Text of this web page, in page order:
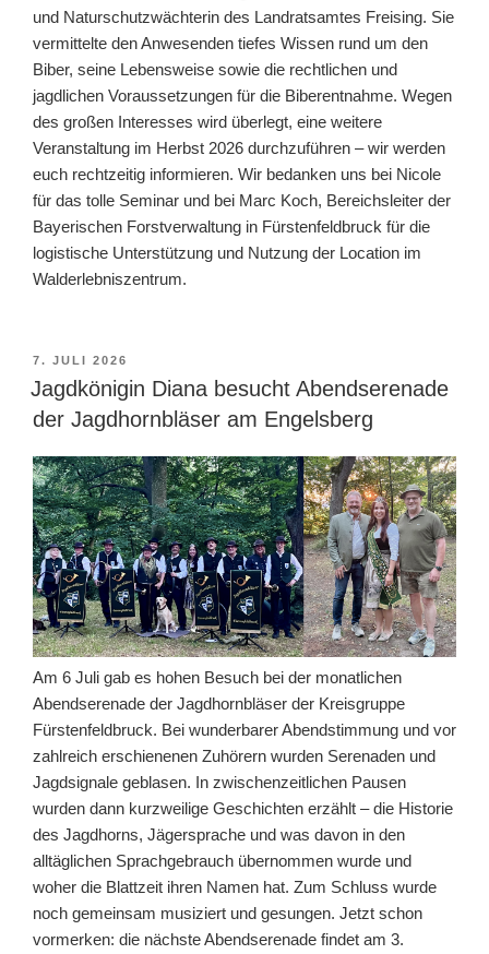
und Naturschutzwächterin des Landratsamtes Freising. Sie
vermittelte den Anwesenden tiefes Wissen rund um den
Biber, seine Lebensweise sowie die rechtlichen und
jagdlichen Voraussetzungen für die Biberentnahme. Wegen
des großen Interesses wird überlegt, eine weitere
Veranstaltung im Herbst 2026 durchzuführen – wir werden
euch rechtzeitig informieren. Wir bedanken uns bei Nicole
für das tolle Seminar und bei Marc Koch, Bereichsleiter der
Bayerischen Forstverwaltung in Fürstenfeldbruck für die
logistische Unterstützung und Nutzung der Location im
Walderlebniszentrum.
VERÖFFENTLICHT
AM
7. JULI 2026
Jagdkönigin Diana besucht Abendserenade
der Jagdhornbläser am Engelsberg
Am 6 Juli gab es hohen Besuch bei der monatlichen
Abendserenade der Jagdhornbläser der Kreisgruppe
Fürstenfeldbruck. Bei wunderbarer Abendstimmung und vor
zahlreich erschienenen Zuhörern wurden Serenaden und
Jagdsignale geblasen. In zwischenzeitlichen Pausen
wurden dann kurzweilige Geschichten erzählt – die Historie
des Jagdhorns, Jägersprache und was davon in den
alltäglichen Sprachgebrauch übernommen wurde und
woher die Blattzeit ihren Namen hat. Zum Schluss wurde
noch gemeinsam musiziert und gesungen. Jetzt schon
vormerken: die nächste Abendserenade findet am 3.